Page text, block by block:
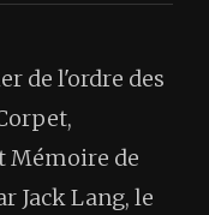
de l'ordre des
Mémoire de
Jack Lang, le